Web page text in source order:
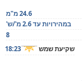
24.6 מ"מ
במהירויות עד 2.6 מ'/ש'
8
שקיעת שמש 18:23